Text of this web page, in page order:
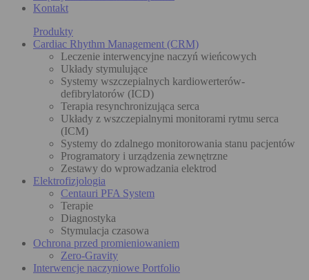
Kontakt
Produkty
Cardiac Rhythm Management (CRM)
Leczenie interwencyjne naczyń wieńcowych
Układy stymulujące
Systemy wszczepialnych kardiowerterów-
defibrylatorów (ICD)
Terapia resynchronizująca serca
Układy z wszczepialnymi monitorami rytmu serca
(ICM)
Systemy do zdalnego monitorowania stanu pacjentów
Programatory i urządzenia zewnętrzne
Zestawy do wprowadzania elektrod
Elektrofizjologia
Centauri PFA System
Terapie
Diagnostyka
Stymulacja czasowa
Ochrona przed promieniowaniem
Zero-Gravity
Interwencje naczyniowe Portfolio